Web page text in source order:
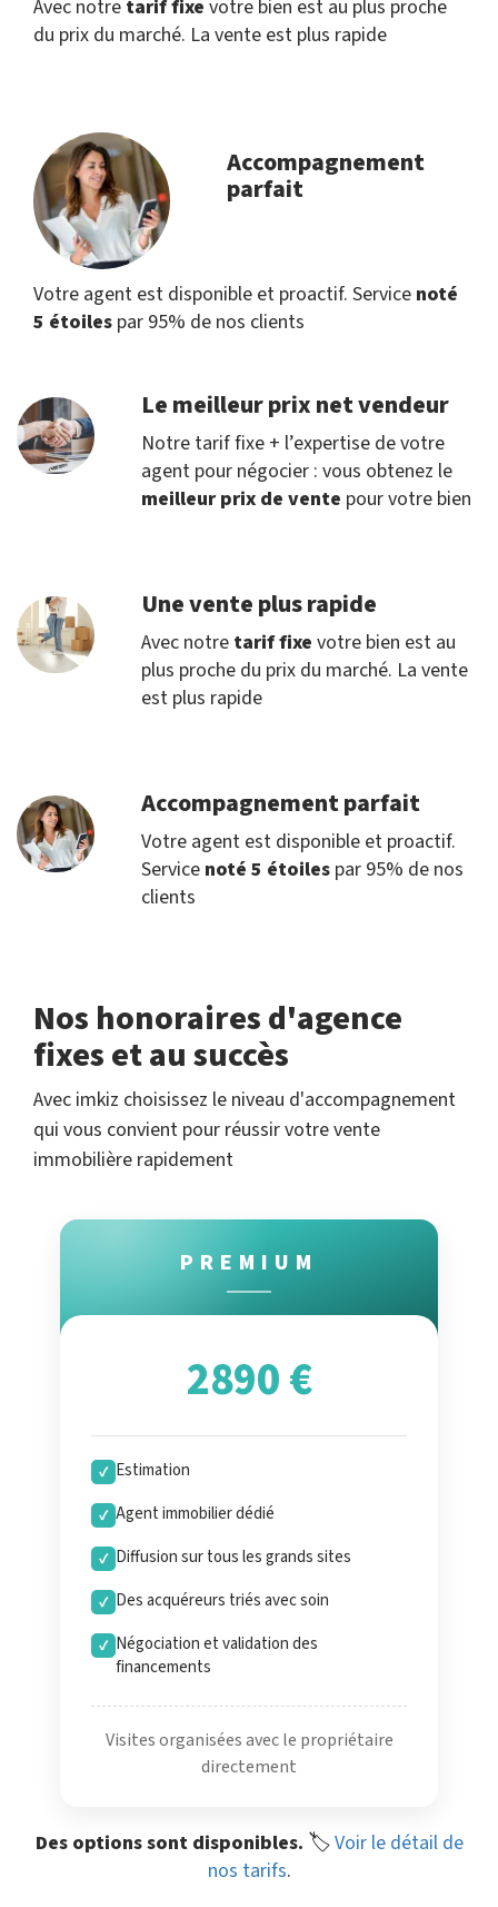
Avec notre tarif fixe votre bien est au plus proche
du prix du marché. La vente est plus rapide
Accompagnement
parfait
Votre agent est disponible et proactif. Service noté
5 étoiles par 95% de nos clients
Le meilleur prix net vendeur
Notre tarif fixe + l’expertise de votre
agent pour négocier : vous obtenez le
meilleur prix de vente pour votre bien
Une vente plus rapide
Avec notre tarif fixe votre bien est au
plus proche du prix du marché. La vente
est plus rapide
Accompagnement parfait
Votre agent est disponible et proactif.
Service noté 5 étoiles par 95% de nos
clients
Nos honoraires d'agence
fixes et au succès
Avec imkiz choisissez le niveau d'accompagnement
qui vous convient pour réussir votre vente
immobilière rapidement
PREMIUM
2890 €
✓ Estimation
✓ Agent immobilier dédié
✓ Diffusion sur tous les grands sites
✓ Des acquéreurs triés avec soin
✓ Négociation et validation des
financements
Visites organisées avec le propriétaire
directement
Des options sont disponibles. 🏷️Voir le détail de
nos tarifs.